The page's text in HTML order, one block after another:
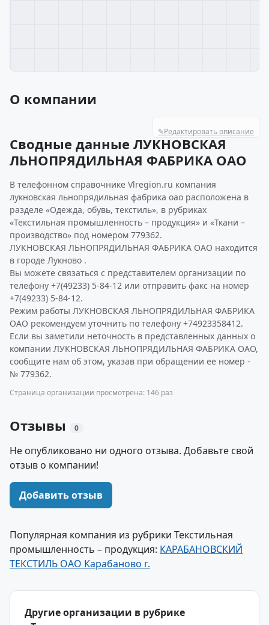
О компании
✎Редактировать описание
Сводные данные ЛУКНОВСКАЯ
ЛЬНОПРЯДИЛЬНАЯ ФАБРИКА ОАО
В телефонном справочнике Vlregion.ru компания
лукновская льнопрядильная фабрика оао расположена в
разделе «Одежда, обувь, текстиль», в рубриках
«Текстильная промышленность – продукция» и «Ткани –
производство» под номером 779362.
ЛУКНОВСКАЯ ЛЬНОПРЯДИЛЬНАЯ ФАБРИКА ОАО находится
в городе Лукново .
Вы можете связаться с представителем организации по
телефону +7(49233) 5-84-12 или отправить факс на номер
+7(49233) 5-84-12.
Режим работы ЛУКНОВСКАЯ ЛЬНОПРЯДИЛЬНАЯ ФАБРИКА
ОАО рекомендуем уточнить по телефону +74923358412.
Если вы заметили неточность в представленных данных о
компании ЛУКНОВСКАЯ ЛЬНОПРЯДИЛЬНАЯ ФАБРИКА ОАО,
сообщите нам об этом, указав при обращении ее номер -
№ 779362.
Страница организации просмотрена: 146 раз
Отзывы 0
Не опубликовано ни одного отзыва. Добавьте свой
отзыв о компании!
Добавить отзыв
Популярная компания из рубрики Текстильная
промышленность – продукция: КАРАБАНОВСКИЙ
ТЕКСТИЛЬ ОАО Карабаново г.
Другие организации в рубрике